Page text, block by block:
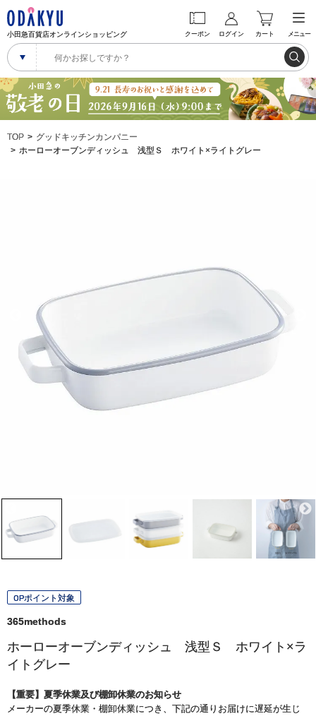
小田急百貨店オンラインショッピング クーポン ログイン カート メニュー
TOP
グッドキッチンカンパニー
ホーローオーブンディッシュ 浅型Ｓ ホワイト×ライトグレー
OPポイント対象
365methods
ホーローオーブンディッシュ 浅型Ｓ ホワイト×ラ
イトグレー
【重要】夏季休業及び棚卸休業のお知らせ
メーカーの夏季休業・棚卸休業につき、下記の通りお届けに遅延が生じ